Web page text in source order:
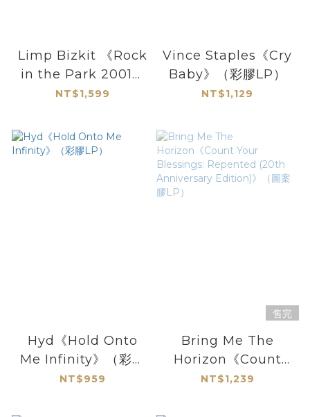
Limp Bizkit 《Rock
in the Park 2001》
（2LP）
NT$1,599
Vince Staples《Cry
Baby》（彩膠LP）
NT$1,129
Hyd《Hold Onto
Me Infinity》（彩膠
LP）
NT$959
售完
Bring Me The
Horizon《Count
Your Blessings:
NT$1,239